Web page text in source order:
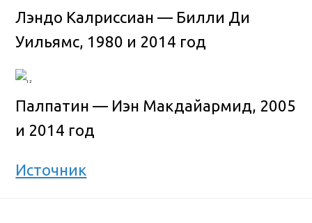
Лэндо Калриссиан — Билли Ди
Уильямс, 1980 и 2014 год
Палпатин — Иэн Макдайармид, 2005
и 2014 год
Источник